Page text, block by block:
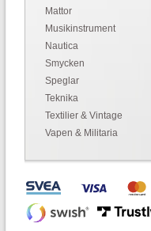
Mattor
Musikinstrument
Nautica
Smycken
Speglar
Teknika
Textilier & Vintage
Vapen & Militaria